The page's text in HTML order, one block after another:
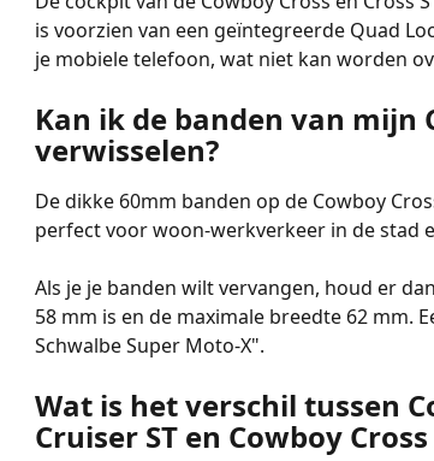
is voorzien van een geïntegreerde Quad
je mobiele telefoon, wat niet kan worden
Kan ik de banden van mijn
verwisselen?
De dikke 60mm banden op de Cowboy
perfect voor woon-werkverkeer in de stad
Als je je banden wilt vervangen, houd er
58 mm is en de maximale breedte 62 mm.
Schwalbe Super Moto-X".
Wat is het verschil tussen
Cruiser ST en Cowboy Cross